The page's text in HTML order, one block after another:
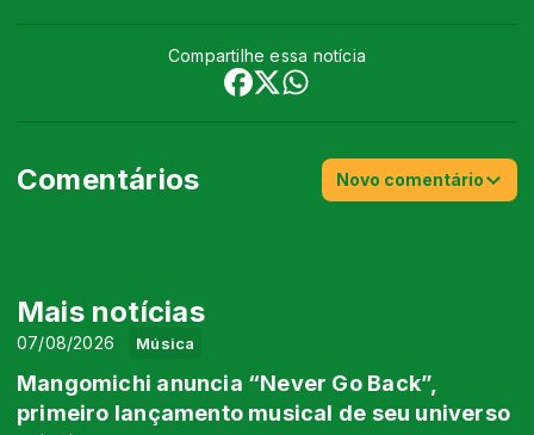
Compartilhe essa notícia
Comentários Novo comentário
Mais notícias
Música
07/08/2026
Mangomichi anuncia “Never Go Back”,
primeiro lançamento musical de seu universo